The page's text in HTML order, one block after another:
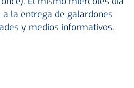
la entrega de galardones
y medios informativos.